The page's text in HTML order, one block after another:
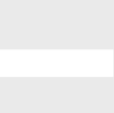
e,
soggetti legati ai